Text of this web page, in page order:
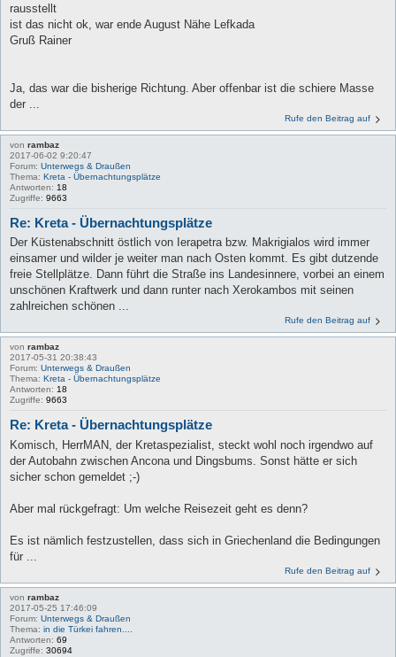
rausstellt
ist das nicht ok, war ende August Nähe Lefkada
Gruß Rainer
Ja, das war die bisherige Richtung. Aber offenbar ist die schiere Masse
der ...
Rufe den Beitrag auf
von rambaz
2017-06-02 9:20:47
Forum: Unterwegs & Draußen
Thema: Kreta - Übernachtungsplätze
Antworten: 18
Zugriffe: 9663
Re: Kreta - Übernachtungsplätze
Der Küstenabschnitt östlich von Ierapetra bzw. Makrigialos wird immer
einsamer und wilder je weiter man nach Osten kommt. Es gibt dutzende
freie Stellplätze. Dann führt die Straße ins Landesinnere, vorbei an einem
unschönen Kraftwerk und dann runter nach Xerokambos mit seinen
zahlreichen schönen ...
Rufe den Beitrag auf
von rambaz
2017-05-31 20:38:43
Forum: Unterwegs & Draußen
Thema: Kreta - Übernachtungsplätze
Antworten: 18
Zugriffe: 9663
Re: Kreta - Übernachtungsplätze
Komisch, HerrMAN, der Kretaspezialist, steckt wohl noch irgendwo auf
der Autobahn zwischen Ancona und Dingsbums. Sonst hätte er sich
sicher schon gemeldet ;-)
Aber mal rückgefragt: Um welche Reisezeit geht es denn?
Es ist nämlich festzustellen, dass sich in Griechenland die Bedingungen
für ...
Rufe den Beitrag auf
von rambaz
2017-05-25 17:46:09
Forum: Unterwegs & Draußen
Thema: in die Türkei fahren....
Antworten: 69
Zugriffe: 30694